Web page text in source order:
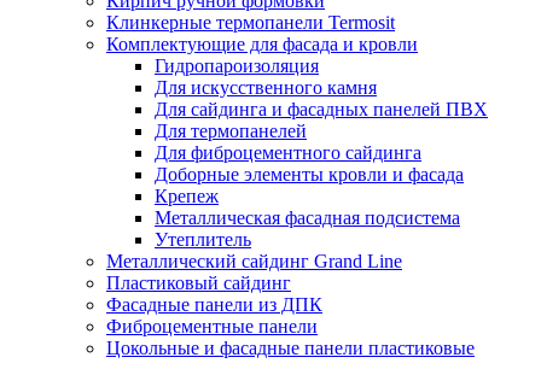
Клинкерные термопанели Termosit
Комплектующие для фасада и кровли
Гидропароизоляция
Для искусственного камня
Для сайдинга и фасадных панелей ПВХ
Для термопанелей
Для фиброцементного сайдинга
Доборные элементы кровли и фасада
Крепеж
Металлическая фасадная подсистема
Утеплитель
Металлический сайдинг Grand Line
Пластиковый сайдинг
Фасадные панели из ДПК
Фиброцементные панели
Цокольные и фасадные панели пластиковые